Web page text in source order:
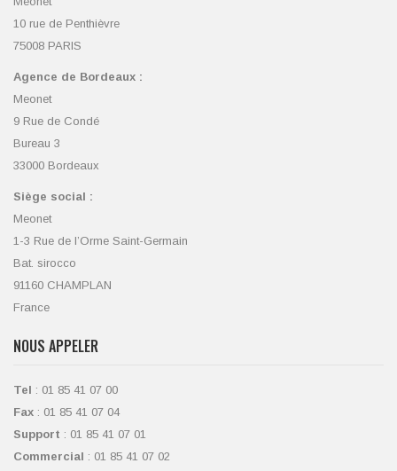
10 rue de Penthièvre
75008 PARIS
Agence de Bordeaux :
Meonet
9 Rue de Condé
Bureau 3
33000 Bordeaux
Siège social :
Meonet
1-3 Rue de l’Orme Saint-Germain
Bat. sirocco
91160 CHAMPLAN
France
NOUS APPELER
Tel : 01 85 41 07 00
Fax : 01 85 41 07 04
Support : 01 85 41 07 01
Commercial : 01 85 41 07 02